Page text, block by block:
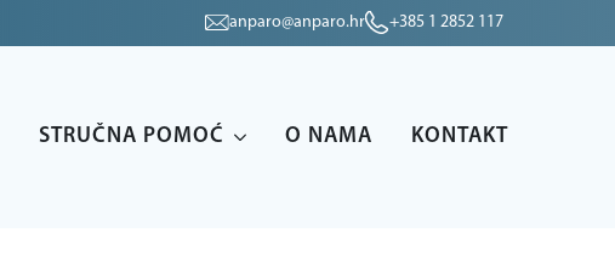
anparo@anparo.hr +385 1 2852 117
STRUČNA POMOĆ O NAMA KONTAKT